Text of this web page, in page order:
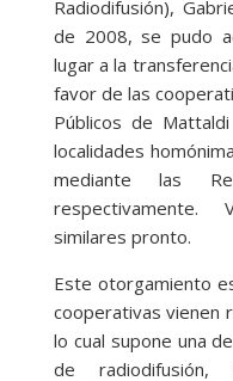
Radiodifusión),
de 2008, se pudo
lugar a la
favor de las
Públicos de
localidades
mediante las
respectivamente.
similares pronto.
Este otorgamiento
cooperativas vienen
lo cual supone una
de radiodifusión,